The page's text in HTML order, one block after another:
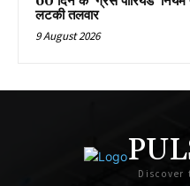
लटकी तलवार
9 August 2026
Discover